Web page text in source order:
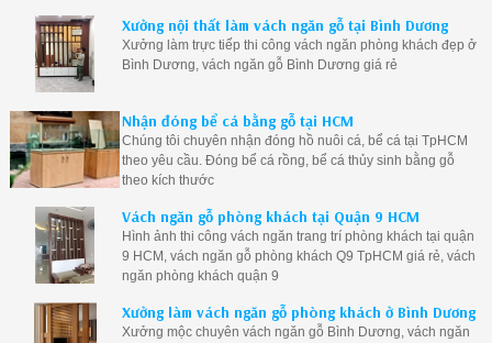
Xưởng nội thất làm vách ngăn gỗ tại Bình Dương
Xưởng làm trực tiếp thi công vách ngăn phòng khách đẹp ở
Bình Dương, vách ngăn gỗ Bình Dương giá rẻ
Nhận đóng bể cá bằng gỗ tại HCM
Chúng tôi chuyên nhận đóng hồ nuôi cá, bể cá tại TpHCM
theo yêu cầu. Đóng bể cá rồng, bể cá thủy sinh bằng gỗ
theo kích thước
Vách ngăn gỗ phòng khách tại Quận 9 HCM
Hình ảnh thi công vách ngăn trang trí phòng khách tại quận
9 HCM, vách ngăn gỗ phòng khách Q9 TpHCM giá rẻ, vách
ngăn phòng khách quận 9
Xưởng làm vách ngăn gỗ phòng khách ở Bình Dương
Xưởng mộc chuyên vách ngăn gỗ Bình Dương, vách ngăn